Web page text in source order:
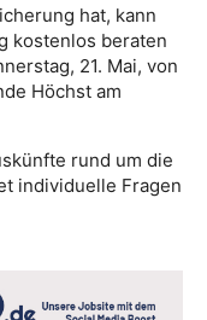
hat, kann
kostenlos beraten
21. Mai, von
Höchst am
rund um die
individuelle Fragen